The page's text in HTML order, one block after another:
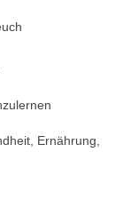
Ernährung,